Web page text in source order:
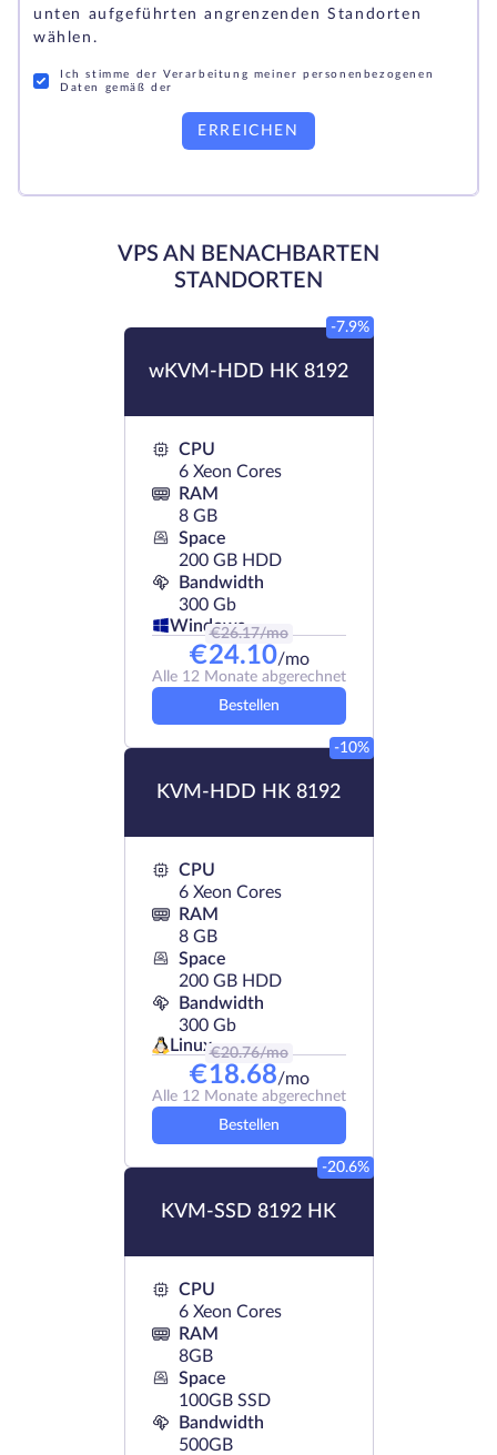
unten aufgeführten angrenzenden Standorten
wählen.
Ich stimme der Verarbeitung meiner personenbezogenen
Daten gemäß der
ERREICHEN
VPS AN BENACHBARTEN
STANDORTEN
wKVM-HDD HK 8192
-7.9%
CPU
6 Xeon Cores
RAM
8 GB
Space
200 GB HDD
Bandwidth
300 Gb
Windows
€26.17/mo
€24.10/mo
Alle 12 Monate abgerechnet
Bestellen
KVM-HDD HK 8192
-10%
CPU
6 Xeon Cores
RAM
8 GB
Space
200 GB HDD
Bandwidth
300 Gb
Linux€20.76/mo
€18.68/mo
Alle 12 Monate abgerechnet
Bestellen
KVM-SSD 8192 HK
-20.6%
CPU
6 Xeon Cores
RAM
8GB
Space
100GB SSD
Bandwidth
500GB